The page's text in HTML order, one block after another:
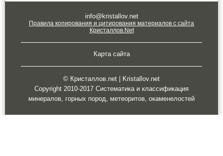
info@kristallov.net
Правила копирования и цитирования материалов с сайта
Кристаллов.Net
Карта сайта
© Кристаллов.net | Kristallov.net
Copyright 2010-2017 Систематика и классификация
минералов, горных пород, метеоритов, окаменелостей